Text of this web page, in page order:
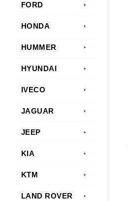
FORD
HONDA
HUMMER
HYUNDAI
IVECO
JAGUAR
JEEP
KIA
KTM
LAND ROVER